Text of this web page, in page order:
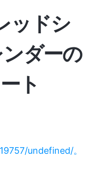
ッドシ
ダーの
ト
undefined/。